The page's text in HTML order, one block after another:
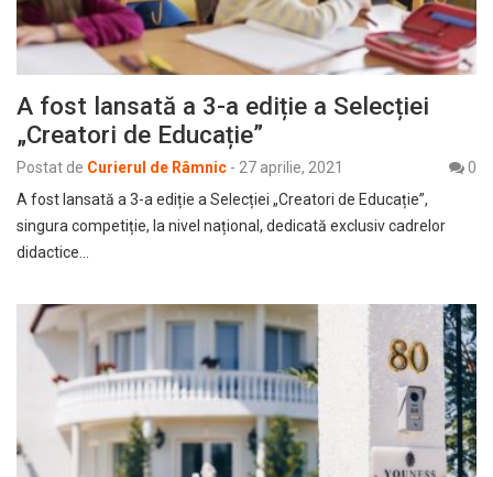
A fost lansată a 3-a ediție a Selecției
„Creatori de Educație”
Postat de Curierul de Râmnic - 27 aprilie, 2021
0
A fost lansată a 3-a ediție a Selecției „Creatori de Educație”,
singura competiție, la nivel național, dedicată exclusiv cadrelor
didactice…